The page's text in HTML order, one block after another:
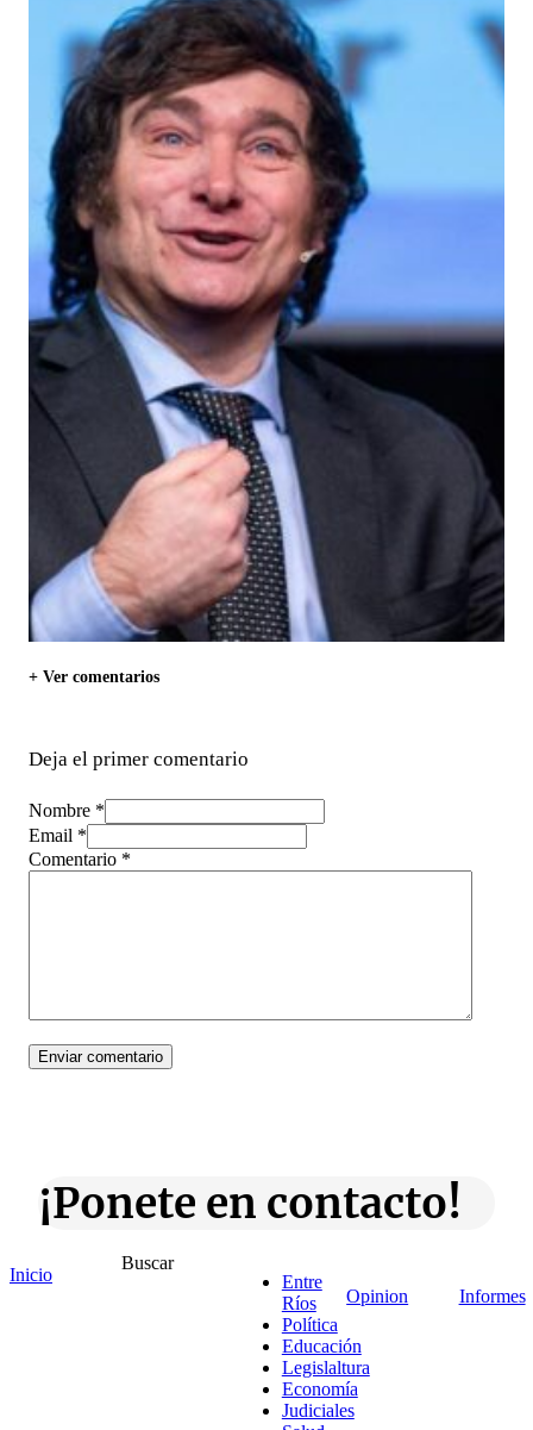
+ Ver comentarios
Deja el primer comentario
Nombre *
Email *
Comentario *
Inicio
Buscar
Entre
Ríos
Política
Educación
Legislaltura
Economía
Judiciales
Opinion Informes
¡Ponete en contacto!
Escribe aquí abajo lo que desees buscar
Buscar